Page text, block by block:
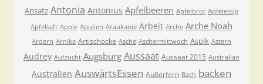
Ansatz Antonia Antonius Apfelbeeren Apfelbrot Apfelessig
Apfelsaft Apple Apulien Araukanie Arbeit Arche Arche Noah
Ardern Arnika Artischocke Asche Aschermittwoch Aspik Astern
Audrey Aufzucht Augsburg Aussaat Aussaat 2015 Australian
Australien AuswärtsEssen Außerfern Bach backen